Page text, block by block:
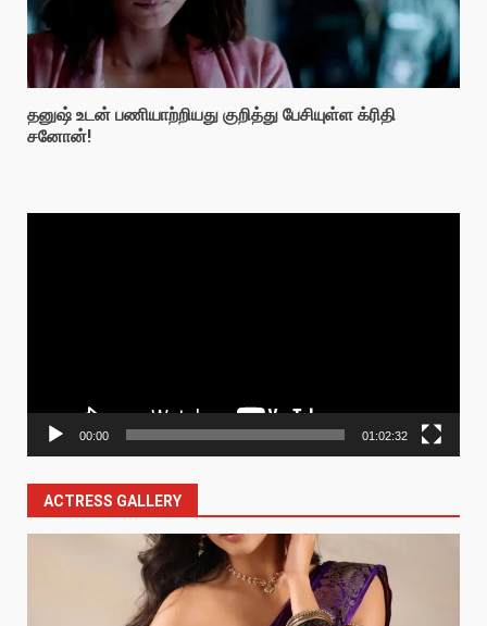
தனுஷ் உடன் பணியாற்றியது குறித்து பேசியுள்ள க்ரிதி
சனோன்!
00:00 01:02:32
ACTRESS GALLERY